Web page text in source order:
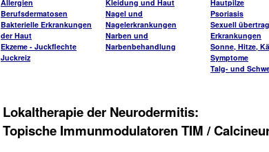
Allergien
Berufsdermatosen
Bakterielle Erkrankungen
der Haut
Ekzeme - Juckflechte
Juckreiz
Kleidung und Haut
Nagel und
Nagelerkrankungen
Narben und
Narbenbehandlung
Hautpilze
Psoriasis
Sexuell
Erkrankungen
Sonne, Hitze,
Symptome
Talg- und
Lokaltherapie der Neurodermitis:
Topische Immunmodulatoren TIM /